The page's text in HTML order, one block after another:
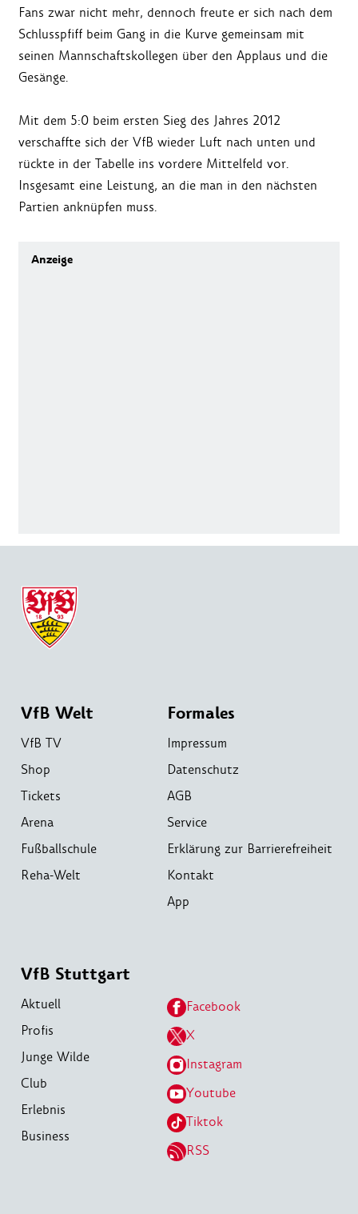
Fans zwar nicht mehr, dennoch freute er sich nach dem
Schlusspfiff beim Gang in die Kurve gemeinsam mit
seinen Mannschaftskollegen über den Applaus und die
Gesänge.
Mit dem 5:0 beim ersten Sieg des Jahres 2012
verschaffte sich der VfB wieder Luft nach unten und
rückte in der Tabelle ins vordere Mittelfeld vor.
Insgesamt eine Leistung, an die man in den nächsten
Partien anknüpfen muss.
VfB Welt
VfB TV
Shop
Tickets
Arena
Fußballschule
Reha-Welt
Formales
Impressum
Datenschutz
AGB
Service
Erklärung zur Barrierefreiheit
Kontakt
App
VfB Stuttgart
Aktuell
Profis
Junge Wilde
Club
Erlebnis
Business
Facebook
X
Instagram
Youtube
Tiktok
RSS